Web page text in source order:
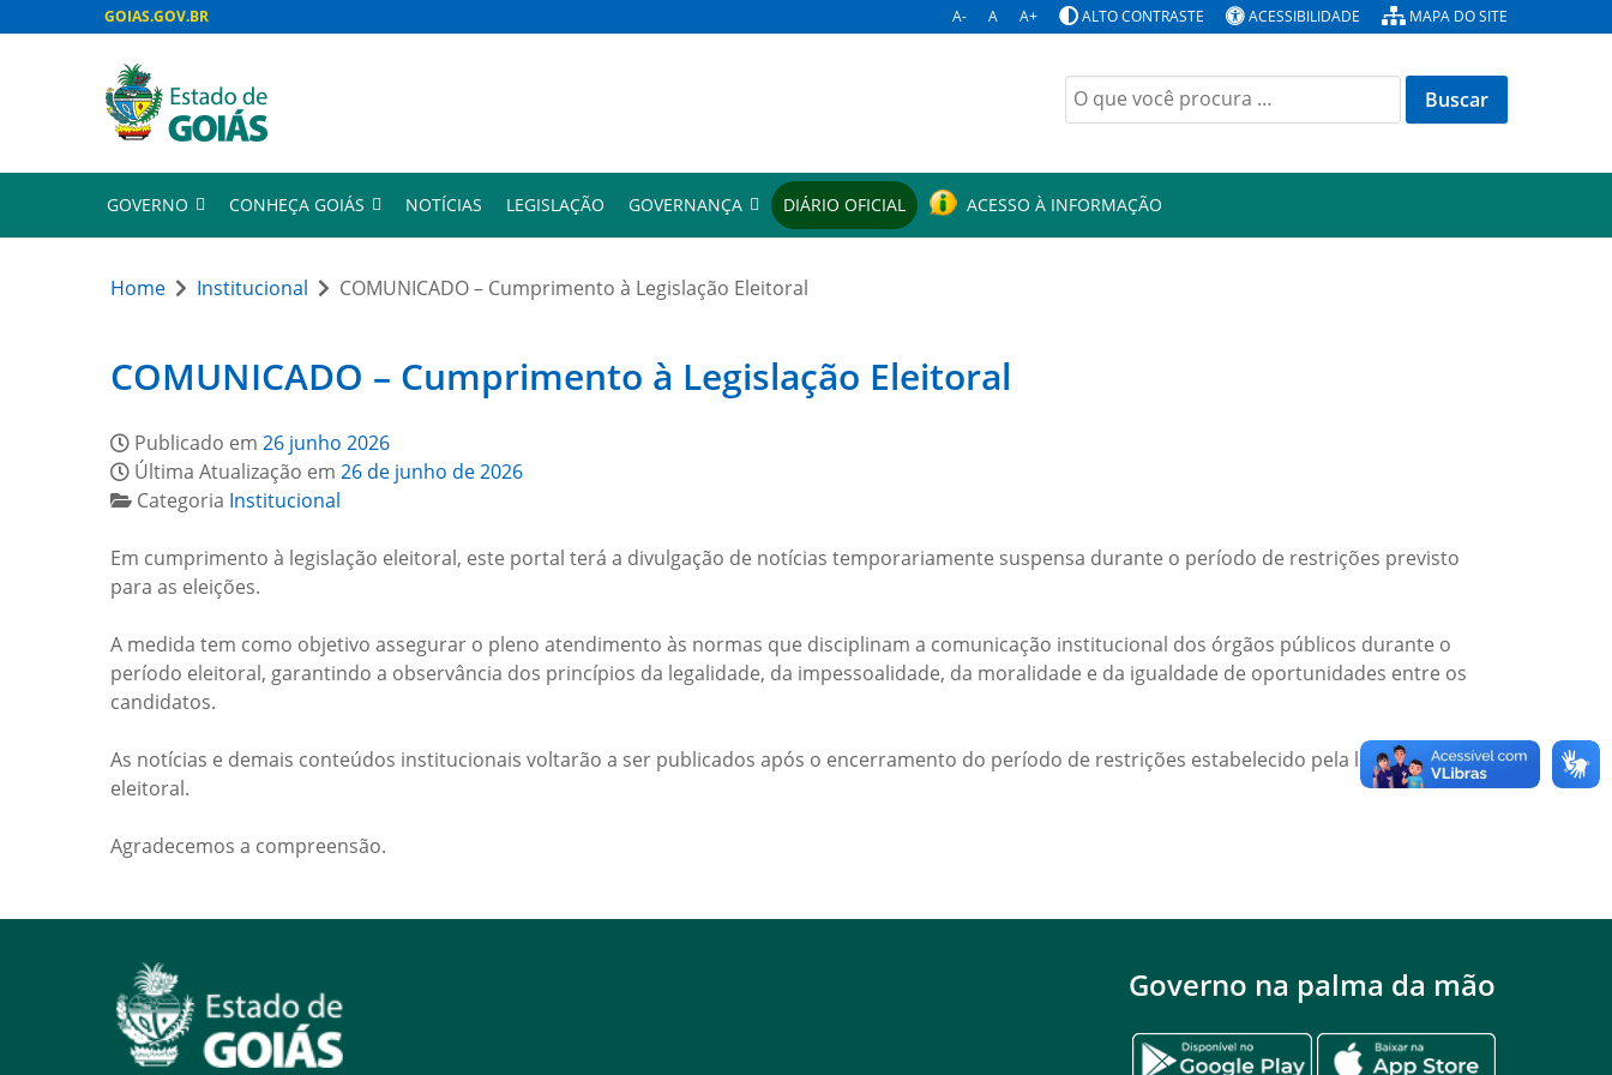
GOIAS.GOV.BR A- A A+ ALTO CONTRASTE ACESSIBILIDADE MAPA DO SITE
Buscar
por:
GOVERNO CONHEÇA GOIÁS NOTÍCIAS LEGISLAÇÃO GOVERNANÇA DIÁRIO OFICIAL ACESSO À INFORMAÇÃO
Home Institucional COMUNICADO – Cumprimento à Legislação Eleitoral
COMUNICADO – Cumprimento à Legislação Eleitoral
Publicado em 26 junho 2026
Última Atualização em 26 de junho de 2026
Categoria Institucional
Em cumprimento à legislação eleitoral, este portal terá a divulgação de notícias temporariamente suspensa durante o período de restrições previsto
para as eleições.
A medida tem como objetivo assegurar o pleno atendimento às normas que disciplinam a comunicação institucional dos órgãos públicos durante o
período eleitoral, garantindo a observância dos princípios da legalidade, da impessoalidade, da moralidade e da igualdade de oportunidades entre os
candidatos.
As notícias e demais conteúdos institucionais voltarão a ser publicados após o encerramento do período de restrições estabelecido pela legislação
eleitoral.
Agradecemos a compreensão.
Governo na palma da mão